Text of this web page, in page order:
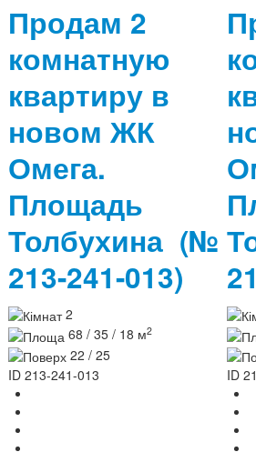
Продам 2
комнатную
квартиру в
новом ЖК
Омега.
Площадь
Толбухина (№
213-241-013)
2
68 / 35 / 18 м2
22 / 25
ID 213-241-013
ID